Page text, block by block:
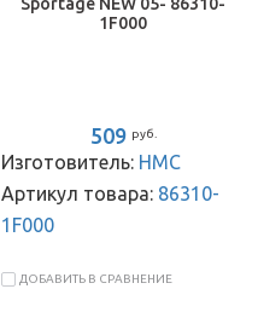
1F000
509 руб.
Изготовитель: HMC
Артикул товара: 86310-
1F000
ДОБАВИТЬ В СРАВНЕНИЕ